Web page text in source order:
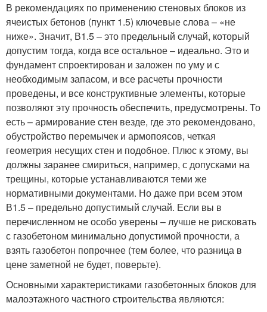
В рекомендациях по применению стеновых блоков из
ячеистых бетонов (пункт 1.5) ключевые слова – «не
ниже». Значит, В1.5 – это предельный случай, который
допустим тогда, когда все остальное – идеально. Это и
фундамент спроектирован и заложен по уму и с
необходимым запасом, и все расчеты прочности
проведены, и все конструктивные элементы, которые
позволяют эту прочность обеспечить, предусмотрены. То
есть – армирование стен везде, где это рекомендовано,
обустройство перемычек и армопоясов, четкая
геометрия несущих стен и подобное. Плюс к этому, вы
должны заранее смириться, например, с допусками на
трещины, которые устанавливаются теми же
нормативными документами. Но даже при всем этом
В1.5 – предельно допустимый случай. Если вы в
перечисленном не особо уверены – лучше не рисковать
с газобетоном минимально допустимой прочности, а
взять газобетон попрочнее (тем более, что разница в
цене заметной не будет, поверьте).
Основными характеристиками газобетонных блоков для
малоэтажного частного строительства являются: